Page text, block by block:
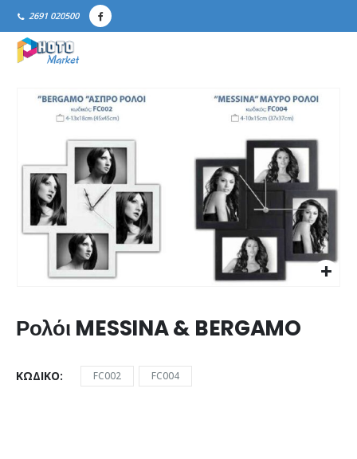
2691 020500
Ρολόι MESSINA & BERGAMO
ΚΩΔΙΚΌ FC002 FC004